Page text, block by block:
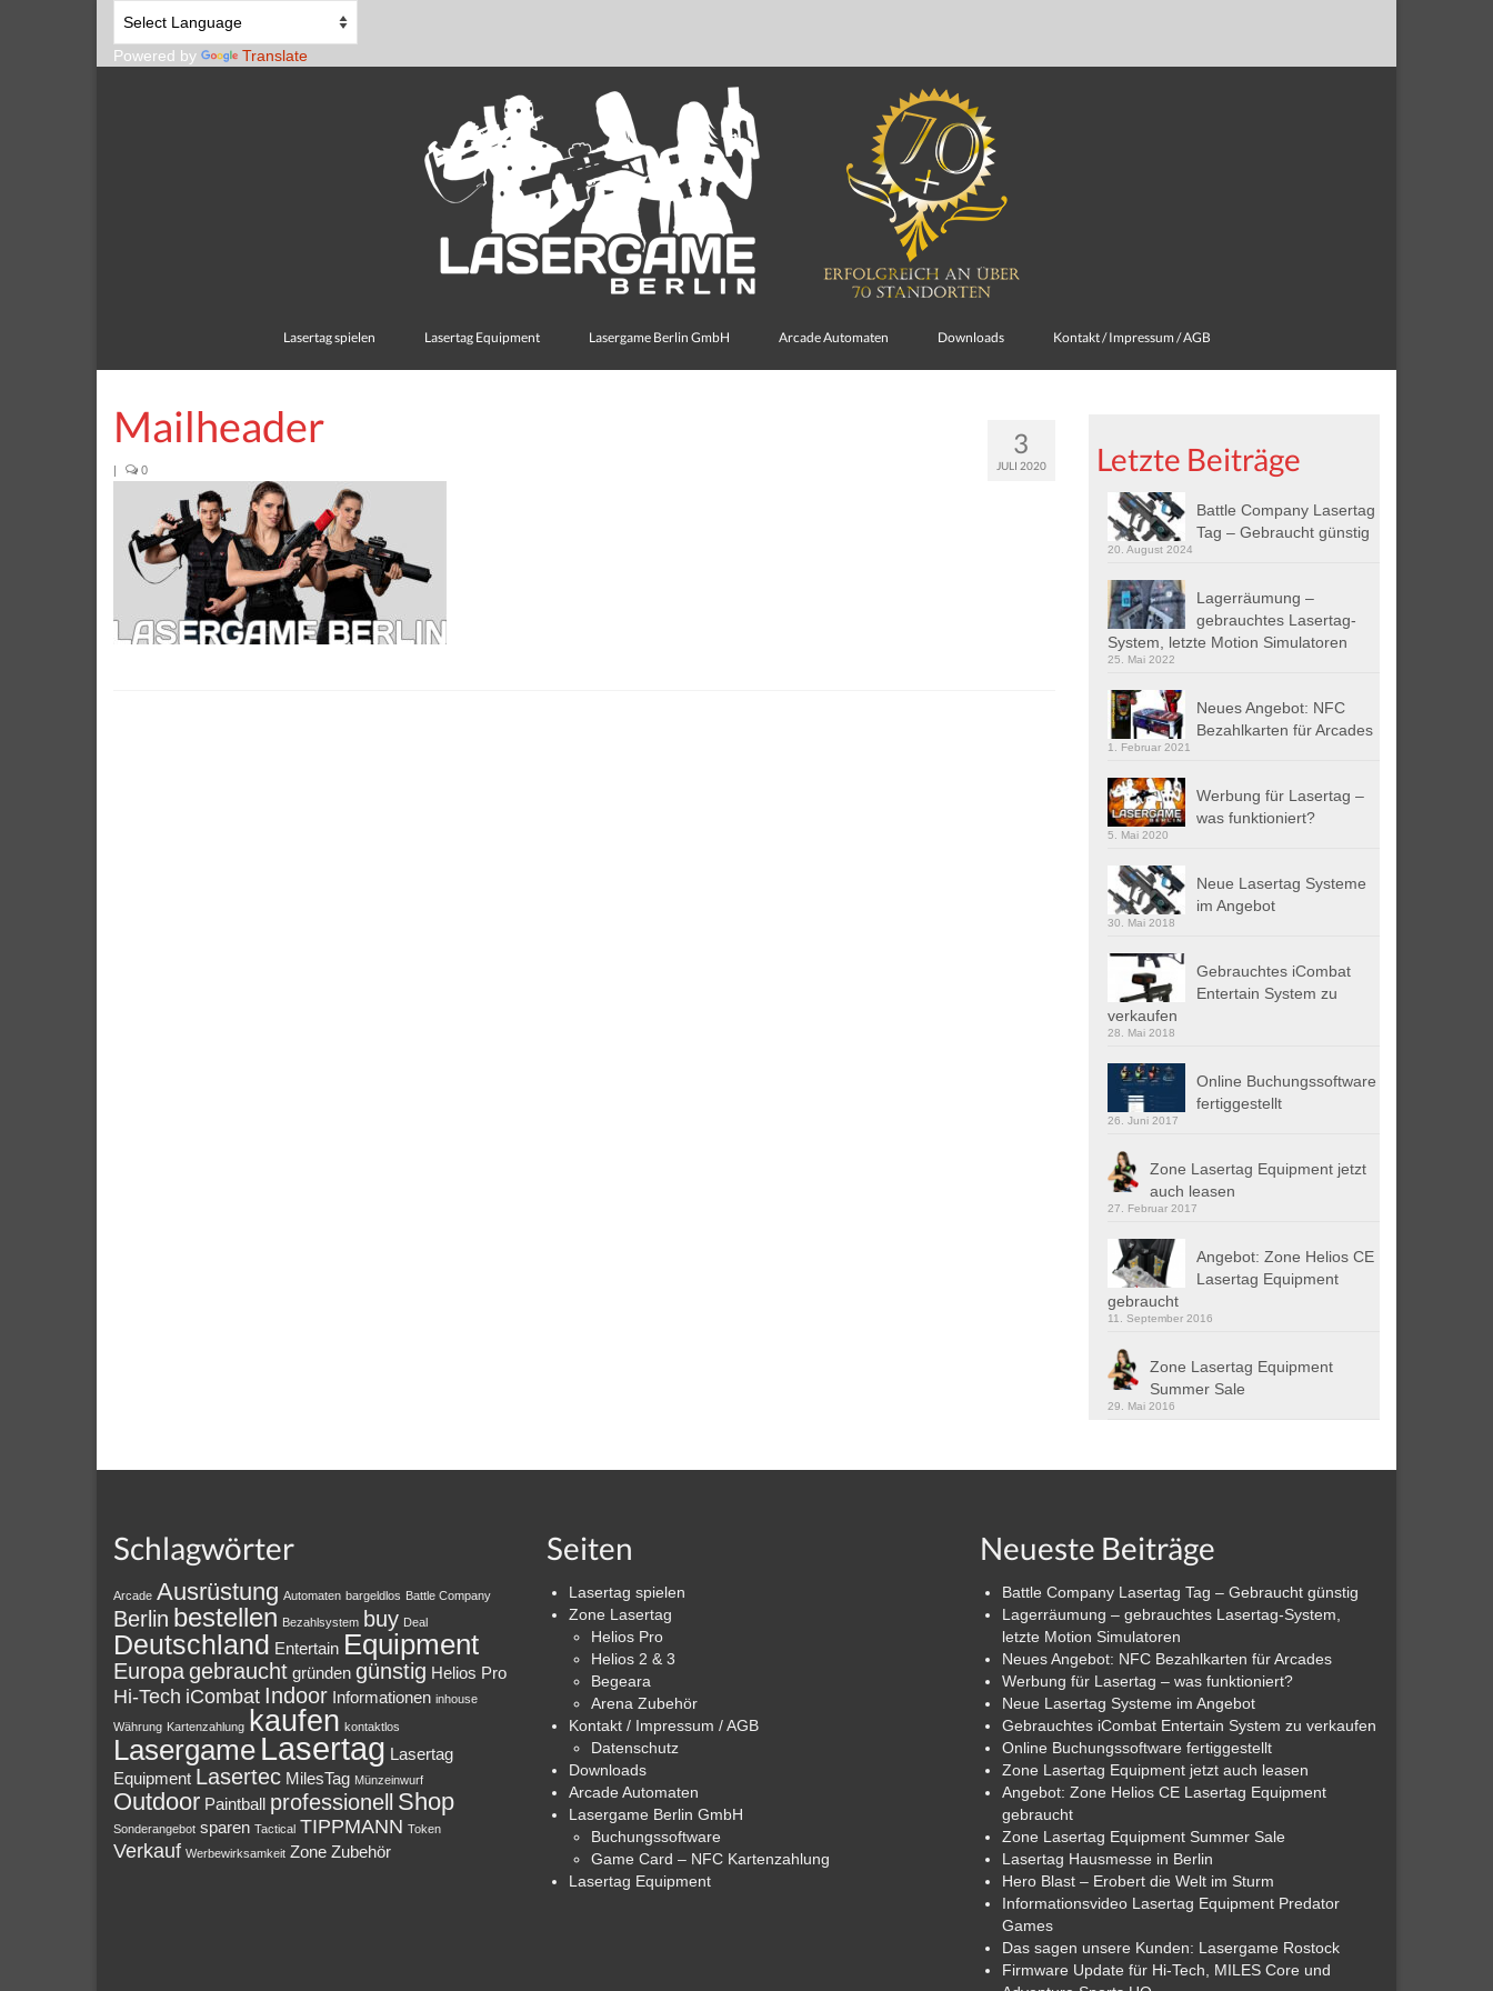
Powered by Translate
Lasertag spielen Lasertag Equipment Lasergame Berlin GmbH Arcade Automaten Downloads Kontakt / Impressum / AGB
3
JULI 2020
Mailheader
| 0 Letzte Beiträge
Battle Company Lasertag
Tag – Gebraucht günstig
20. August 2024
Lagerräumung –
gebrauchtes Lasertag-
System, letzte Motion Simulatoren
25. Mai 2022
Neues Angebot: NFC
Bezahlkarten für Arcades
1. Februar 2021
Werbung für Lasertag –
was funktioniert?
5. Mai 2020
Neue Lasertag Systeme
im Angebot
30. Mai 2018
Gebrauchtes iCombat
Entertain System zu
verkaufen
28. Mai 2018
Online Buchungssoftware
fertiggestellt
26. Juni 2017
Zone Lasertag Equipment jetzt
auch leasen
27. Februar 2017
Angebot: Zone Helios CE
Lasertag Equipment
gebraucht
11. September 2016
Zone Lasertag Equipment
Summer Sale
29. Mai 2016
Schlagwörter
Arcade Ausrüstung Automaten bargeldlos Battle Company
Berlin bestellen Bezahlsystem buy Deal
Deutschland Entertain Equipment
Europagebraucht gründen günstig Helios Pro
Hi-Tech iCombat Indoor Informationen inhouse
Währung Kartenzahlung kaufen kontaktlos
Lasergame Lasertag Lasertag
Equipment Lasertec MilesTag Münzeinwurf
Outdoor Paintball professionell Shop
Sonderangebot sparen Tactical TIPPMANN Token
Verkauf Werbewirksamkeit Zone Zubehör
Seiten
Lasertag spielen
Zone Lasertag
Helios Pro
Helios 2 & 3
Begeara
Arena Zubehör
Kontakt / Impressum / AGB
Datenschutz
Downloads
Arcade Automaten
Lasergame Berlin GmbH
Buchungssoftware
Game Card – NFC Kartenzahlung
Lasertag Equipment
Neueste Beiträge
Battle Company Lasertag Tag – Gebraucht günstig
Lagerräumung – gebrauchtes Lasertag-System,
letzte Motion Simulatoren
Neues Angebot: NFC Bezahlkarten für Arcades
Werbung für Lasertag – was funktioniert?
Neue Lasertag Systeme im Angebot
Gebrauchtes iCombat Entertain System zu verkaufen
Online Buchungssoftware fertiggestellt
Zone Lasertag Equipment jetzt auch leasen
Angebot: Zone Helios CE Lasertag Equipment
gebraucht
Zone Lasertag Equipment Summer Sale
Lasertag Hausmesse in Berlin
Hero Blast – Erobert die Welt im Sturm
Informationsvideo Lasertag Equipment Predator
Games
Das sagen unsere Kunden: Lasergame Rostock
Firmware Update für Hi-Tech, MILES Core und